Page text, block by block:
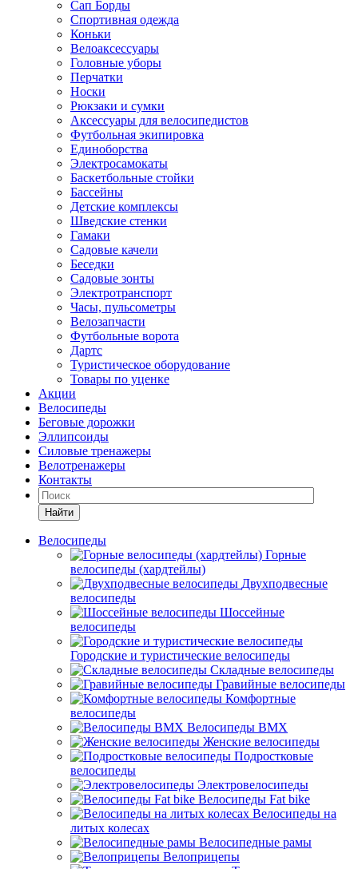
Сап Борды
Спортивная одежда
Коньки
Велоаксессуары
Головные уборы
Перчатки
Носки
Рюкзаки и сумки
Аксессуары для велосипедистов
Футбольная экипировка
Единоборства
Электросамокаты
Баскетбольные стойки
Бассейны
Детские комплексы
Шведские стенки
Гамаки
Садовые качели
Беседки
Садовые зонты
Электротранспорт
Часы, пульсометры
Велозапчасти
Футбольные ворота
Дартс
Туристическое оборудование
Товары по уценке
Акции
Велосипеды
Беговые дорожки
Эллипсоиды
Силовые тренажеры
Велотренажеры
Контакты
Найти
Велосипеды
Горные
велосипеды (хардтейлы)
Двухподвесные
велосипеды
Шоссейные
велосипеды
Городские и туристические велосипеды
Складные велосипеды
Гравийные велосипеды
Комфортные
велосипеды
Велосипеды BMX
Женские велосипеды
Подростковые
велосипеды
Электровелосипеды
Велосипеды Fat bike
Велосипеды на
литых колесах
Велосипедные рамы
Велоприцепы